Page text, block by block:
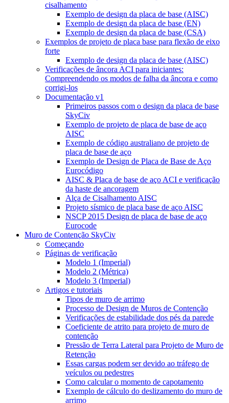
cisalhamento
Exemplo de design da placa de base (AISC)
Exemplo de design da placa de base (EN)
Exemplo de design da placa de base (CSA)
Exemplos de projeto de placa base para flexão de eixo
forte
Exemplo de design da placa de base (AISC)
Verificações de âncora ACI para iniciantes:
Compreendendo os modos de falha da âncora e como
corrigi-los
Documentação v1
Primeiros passos com o design da placa de base
SkyCiv
Exemplo de projeto de placa de base de aço
AISC
Exemplo de código australiano de projeto de
placa de base de aço
Exemplo de Design de Placa de Base de Aço
Eurocódigo
AISC & Placa de base de aço ACI e verificação
da haste de ancoragem
Alça de Cisalhamento AISC
Projeto sísmico de placa base de aço AISC
NSCP 2015 Design de placa de base de aço
Eurocode
Muro de Contenção SkyCiv
Começando
Páginas de verificação
Modelo 1 (Imperial)
Modelo 2 (Métrica)
Modelo 3 (Imperial)
Artigos e tutoriais
Tipos de muro de arrimo
Processo de Design de Muros de Contenção
Verificações de estabilidade dos pés da parede
Coeficiente de atrito para projeto de muro de
contenção
Pressão de Terra Lateral para Projeto de Muro de
Retenção
Essas cargas podem ser devido ao tráfego de
veículos ou pedestres
Como calcular o momento de capotamento
Exemplo de cálculo do deslizamento do muro de
arrimo